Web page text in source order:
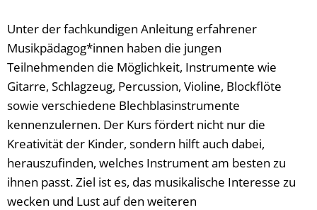
Unter der fachkundigen Anleitung erfahrener
Musikpädagog*innen haben die jungen
Teilnehmenden die Möglichkeit, Instrumente wie
Gitarre, Schlagzeug, Percussion, Violine, Blockflöte
sowie verschiedene Blechblasinstrumente
kennenzulernen. Der Kurs fördert nicht nur die
Kreativität der Kinder, sondern hilft auch dabei,
herauszufinden, welches Instrument am besten zu
ihnen passt. Ziel ist es, das musikalische Interesse zu
wecken und Lust auf den weiteren